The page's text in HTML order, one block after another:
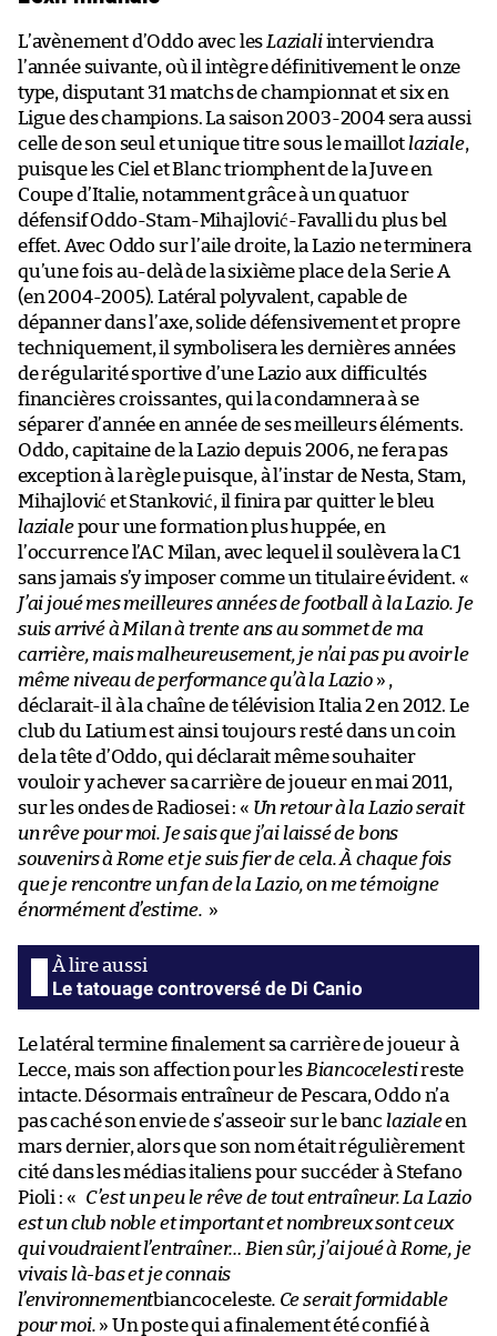
L’avènement d’Oddo avec les Lazialiinterviendra
l’année suivante, où il intègre définitivement le onze
type, disputant 31 matchs de championnat et six en
Ligue des champions. La saison 2003-2004 sera aussi
celle de son seul et unique titre sous le maillot laziale,
puisque les Ciel et Blanc triomphent de la Juve en
Coupe d’Italie, notamment grâce à un quatuor
défensif Oddo-Stam-Mihajlović-Favalli du plus bel
effet. Avec Oddo sur l’aile droite, la Lazio ne terminera
qu’une fois au-delà de la sixième place de la Serie A
(en 2004-2005). Latéral polyvalent, capable de
dépanner dans l’axe, solide défensivement et propre
techniquement, il symbolisera les dernières années
de régularité sportive d’une Lazio aux difficultés
financières croissantes, qui la condamnera à se
séparer d’année en année de ses meilleurs éléments.
Oddo, capitaine de la Lazio depuis 2006, ne fera pas
exception à la règle puisque, à l’instar de Nesta, Stam,
Mihajlović et Stanković, il finira par quitter le bleu
lazialepour une formation plus huppée, en
l’occurrence l’AC Milan, avec lequel il soulèvera la C1
sans jamais s’y imposer comme un titulaire évident. «
J’ai joué mes meilleures années de football à la Lazio. Je
suis arrivé à Milan à trente ans au sommet de ma
carrière, mais malheureusement, je n’ai pas pu avoir le
même niveau de performance qu’à la Lazio» ,
déclarait-il à la chaîne de télévision Italia 2 en 2012. Le
club du Latium est ainsi toujours resté dans un coin
de la tête d’Oddo, qui déclarait même souhaiter
vouloir y achever sa carrière de joueur en mai 2011,
sur les ondes de Radiosei : « Un retour à la Lazio serait
un rêve pour moi. Je sais que j’ai laissé de bons
souvenirs à Rome et je suis fier de cela. À chaque fois
que je rencontre un fan de la Lazio, on me témoigne
énormément d’estime. »
Le tatouage controversé de Di Canio
Le latéral termine finalement sa carrière de joueur à
Lecce, mais son affection pour les Biancocelestireste
intacte. Désormais entraîneur de Pescara, Oddo n’a
pas caché son envie de s’asseoir sur le banc lazialeen
mars dernier, alors que son nom était régulièrement
cité dans les médias italiens pour succéder à Stefano
Pioli : « C’est un peu le rêve de tout entraîneur. La Lazio
est un club noble et important et nombreux sont ceux
qui voudraient l’entraîner… Bien sûr, j’ai joué à Rome, je
vivais là-bas et je connais
l’environnementbiancoceleste. Ce serait formidable
pour moi. » Un poste qui a finalement été confié à